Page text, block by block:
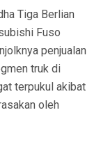
Tiga Berlian
Fuso
penjualan
truk di
terpukul akibat
oleh